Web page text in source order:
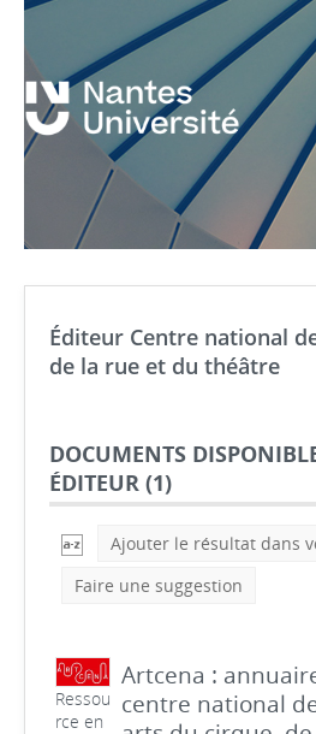
Éditeur Centre national
de la rue et du théâtre
DOCUMENTS
ÉDITEUR (1)
Ajouter le résultat dans
Faire une suggestion
Ressou
rce en
Artcena :
centre national